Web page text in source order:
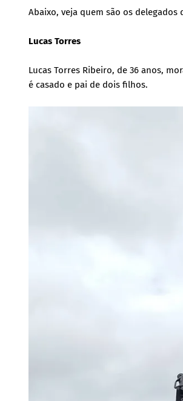
Abaixo, veja quem são os
Lucas Torres
Lucas Torres Ribeiro, de 36 anos,
é casado e pai de dois filhos.